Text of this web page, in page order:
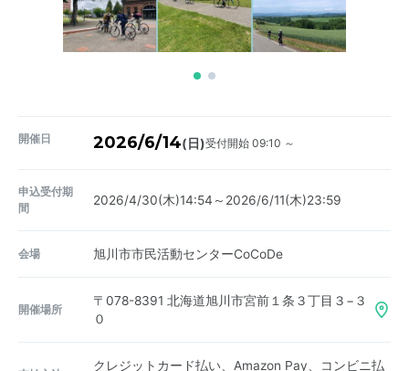
開催日 2026/6/14(日)受付開始 09:10 ～
申込受付期
間
2026/4/30(木)14:54～2026/6/11(木)23:59
会場 旭川市市民活動センターCoCoDe
開催場所
〒078-8391 北海道旭川市宮前１条３丁目３−３
０
クレジットカード払い、Amazon Pay、コンビニ払